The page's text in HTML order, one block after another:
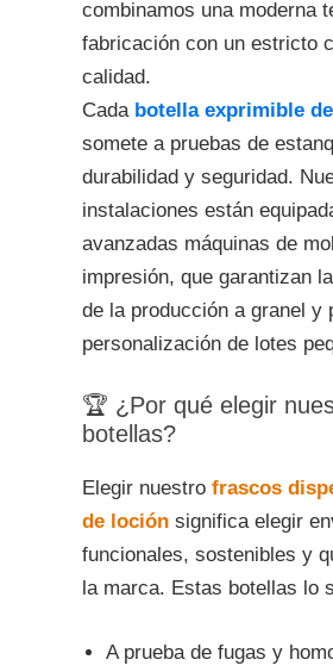
combinamos una moderna
fabricación con un estricto
calidad.
Cada botella exprimible
somete a pruebas de
durabilidad y seguridad.
instalaciones están
avanzadas máquinas de
impresión, que garantizan
de la producción a granel y
personalización de lotes
🏆 ¿Por qué elegir
botellas?
Elegir nuestro frascos
de loción significa elegir
funcionales, sostenibles y
la marca. Estas botellas lo
A prueba de fugas y